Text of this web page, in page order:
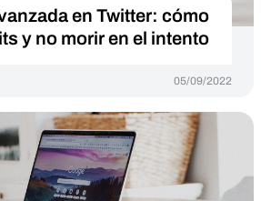
en Twitter: cómo
y no morir en el intento
05/09/2022